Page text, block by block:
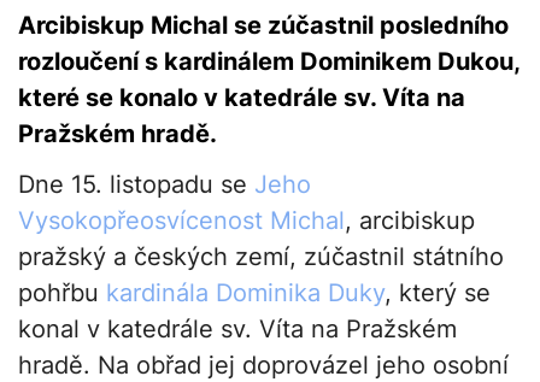
Arcibiskup Michal se zúčastnil posledního
rozloučení s kardinálem Dominikem Dukou,
které se konalo v katedrále sv. Víta na
Pražském hradě.
Dne 15. listopadu se Jeho
Vysokopřeosvícenost Michal, arcibiskup
pražský a českých zemí, zúčastnil státního
pohřbu kardinála Dominika Duky, který se
konal v katedrále sv. Víta na Pražském
hradě. Na obřad jej doprovázel jeho osobní